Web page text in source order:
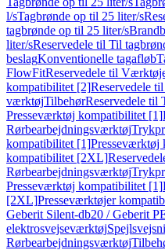
l/sTagbrønde op til 25 liter/s
tagbrønde op til 25 liter/s
liter/sReservedele til Til
beslagKonventionelle tagafløb
FlowFitReservedele til
kompatibilitet [2]Reservedele
værktøjTilbehørReservedele til
Presseværktøj kompatibilitet [1]
Rørbearbejdningsværktøj
kompatibilitet [1]Presseværktøj
kompatibilitet [2XL]
Rørbearbejdningsværktøj
Presseværktøj kompatibilitet [1]
[2XL]Presseværktøjer
Geberit Silent-db20 / Geberit
elektrosvejseværktøj
Rørbearbejdningsværktøj